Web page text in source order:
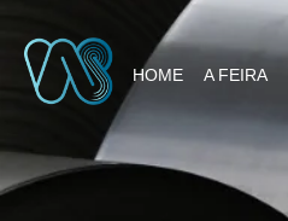
HOME A FEIRA